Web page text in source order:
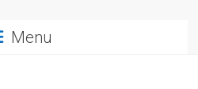
Menu